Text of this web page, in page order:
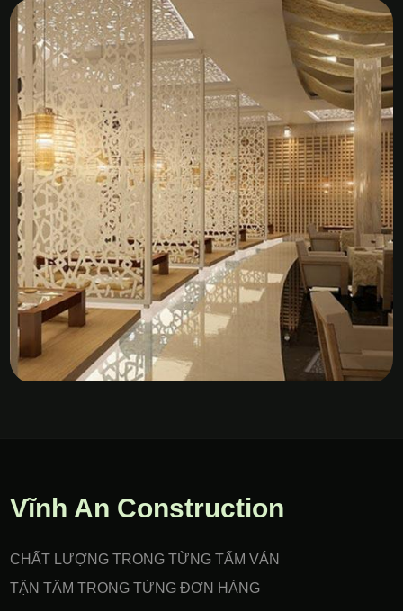
Kệ Tủ Gỗ Veneer
Vĩnh An Construction
CHẤT LƯỢNG TRONG TỪNG TẤM VÁN
TẬN TÂM TRONG TỪNG ĐƠN HÀNG